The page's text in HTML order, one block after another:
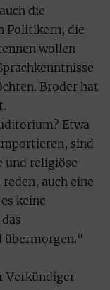
die
Politikern, die
wollen
Broder hat
Etwa
sind
und religiöse
auch eine
keine
Verkündiger